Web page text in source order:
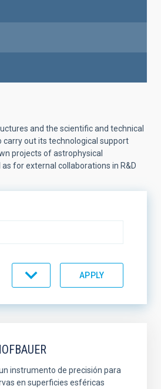
and the scientific and technical
out its technological support
projects of astrophysical
for external collaborations in R&D
instrumento de precisión para
en superficies esféricas